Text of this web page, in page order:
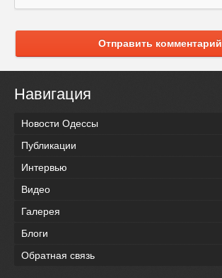
Отправить комментарий
Навигация
Новости Одессы
Публикации
Интервью
Видео
Галерея
Блоги
Обратная связь